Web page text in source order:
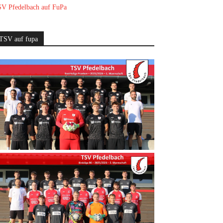
Pfedelbach auf FuPa
auf fupa